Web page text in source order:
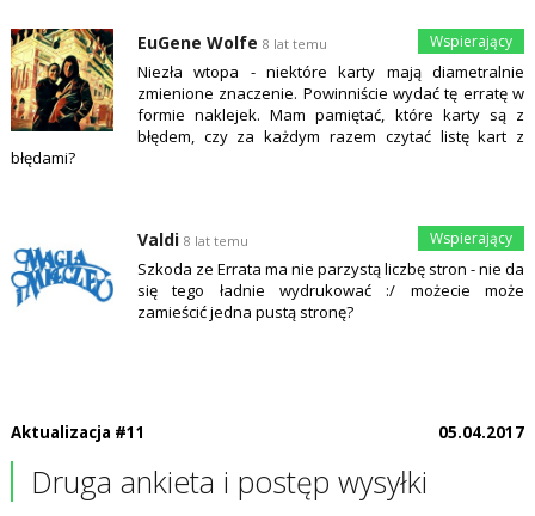
EuGene Wolfe 8 lat temu
Niezła wtopa - niektóre karty mają diametralnie
zmienione znaczenie. Powinniście wydać tę erratę w
formie naklejek. Mam pamiętać, które karty są z
błędem, czy za każdym razem czytać listę kart z
błędami?
Valdi 8 lat temu
Szkoda ze Errata ma nie parzystą liczbę stron - nie da
się tego ładnie wydrukować :/ możecie może
zamieścić jedna pustą stronę?
Aktualizacja #11 05.04.2017
Druga ankieta i postęp wysyłki